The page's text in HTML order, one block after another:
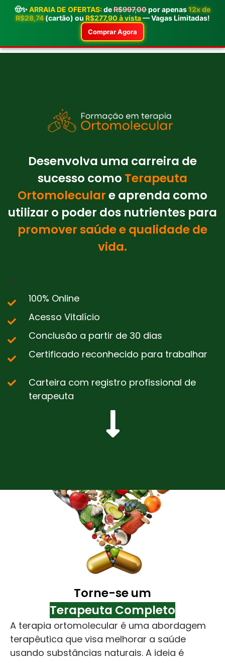
Desenvolva uma carreira de
sucesso como Terapeuta
Ortomoleculare aprenda como
utilizar o poder dos nutrientes para
promover saúde e qualidade de
vida.
28
🤠✨ARRAIA DE OFERTAS:deR$997,00por apenas12x de
R$28,74(cartão) ou R$277,90 à vista— Vagas Limitadas!
Comprar Agora
100% Online
Acesso Vitalício
Conclusão a partir de 30 dias
Certificado reconhecido para trabalhar
Carteira com registro profissional de
terapeuta
Torne-se um
Terapeuta Completo
A terapia ortomolecular é uma abordagem
terapêutica que visa melhorar a saúde
usando substâncias naturais. A ideia é